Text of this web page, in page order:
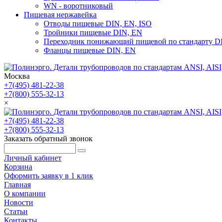
WN - воротниковый
Пищевая нержавейка
Отводы пищевые DIN, EN, ISO
Тройники пищевые DIN, EN
Переходник понижающий пищевой по стандарту
Фланцы пищевые DIN, EN
Москва
+7(495) 481-22-38
+7(800) 555-32-13
×
+7(495) 481-22-38
+7(800) 555-32-13
Заказать обратный звонок
Личный кабинет
Корзина
Оформить заявку в 1 клик
Главная
О компании
Новости
Статьи
Контакты